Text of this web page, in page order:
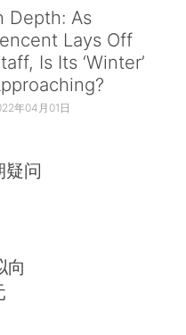
Depth: As
Lays Off
Is Its ‘Winter’
年04月01日
疑问
向